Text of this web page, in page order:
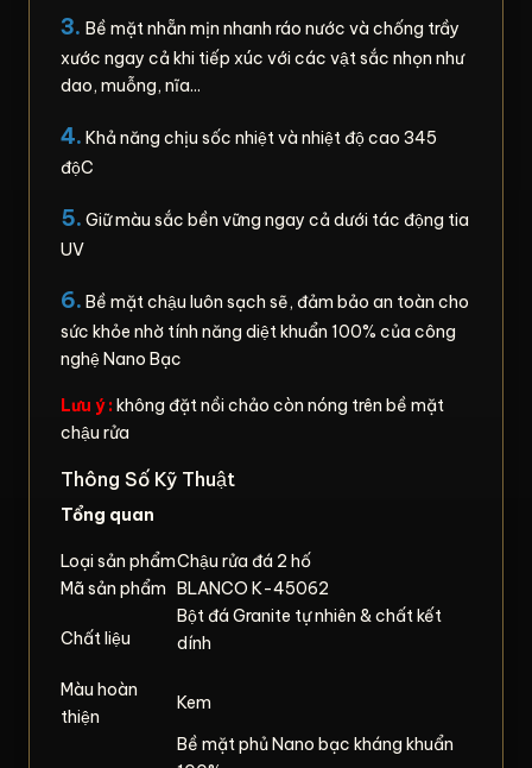
3. Bề mặt nhẵn mịn nhanh ráo nước và chống trầy
xước ngay cả khi tiếp xúc với các vật sắc nhọn như
dao, muỗng, nĩa...
4. Khả năng chịu sốc nhiệt và nhiệt độ cao 345
độC
5. Giữ màu sắc bền vững ngay cả dưới tác động tia
UV
6. Bề mặt chậu luôn sạch sẽ, đảm bảo an toàn cho
sức khỏe nhờ tính năng diệt khuẩn 100% của công
nghệ Nano Bạc
Lưu ý :không đặt nồi chảo còn nóng trên bề mặt
chậu rửa
Thông Số Kỹ Thuật
Tổng quan
Loại sản phẩmChậu rửa đá 2 hố
Mã sản phẩm BLANCO K-45062
Chất liệu
Bột đá Granite tự nhiên & chất kết
dính
Màu hoàn
thiện
Kem
Bề mặt phủ Nano bạc kháng khuẩn